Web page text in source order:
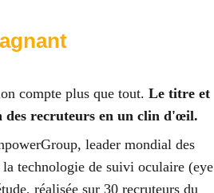
compte plus que tout. Le titre et
des recruteurs en un clin d'œil.
leader mondial des
technologie de suivi oculaire (eye
réalisée sur 30 recruteurs du